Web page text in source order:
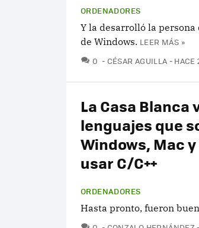
ORDENADORES
Y la desarrolló la
de Windows. LEER MÁS »
0 COMENTARIOS
CÉSAR AGUILLA HACE
La Casa Blanca
lenguajes que
Windows, Mac
usar C/C++
ORDENADORES
Hasta pronto, fueron
COMENTARIOS